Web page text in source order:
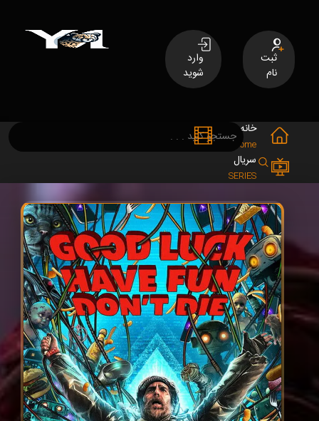
ثبت
نام
وارد
شوید
خانه
Home
سریال
SERIES